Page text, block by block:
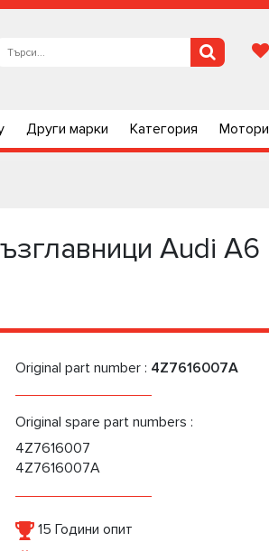
Други марки Категория Мотори
Audi A6
Original part number : 4Z7616007A
Original spare part numbers :
4Z7616007
4Z7616007A
15 Години опит